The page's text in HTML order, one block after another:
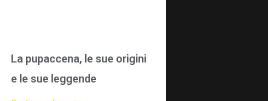
La pupaccena, le sue origini
e le sue leggende